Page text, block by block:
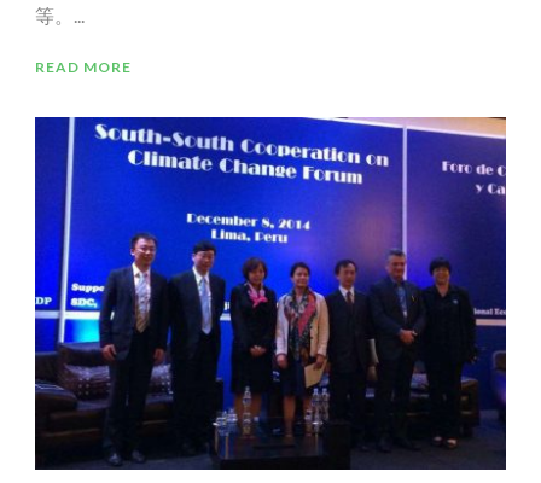
等。...
READ MORE